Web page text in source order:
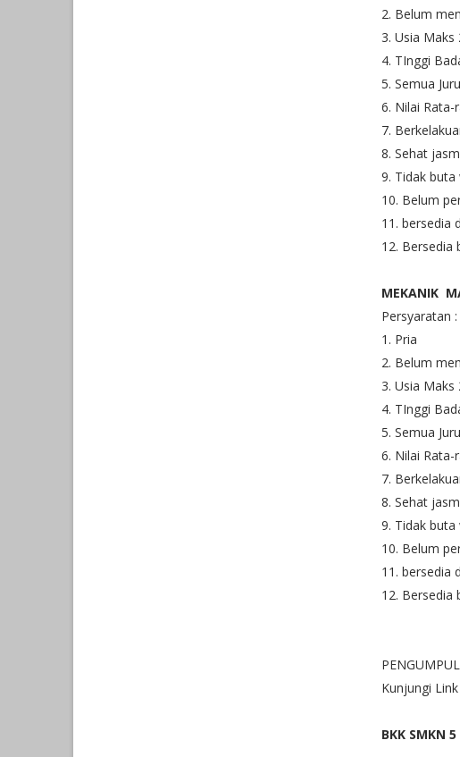
2. Belum
3. Usia Maks
4. TInggi
5. Semua
6. Nilai Rata-
7.
8. Sehat
9. Tidak buta
10. Belum
11. bersedia
12. Bersedia
MEKANIK
Persyaratan :
1. Pria
2. Belum
3. Usia Maks
4. TInggi
5. Semua
6. Nilai Rata-
7.
8. Sehat
9. Tidak buta
10. Belum
11. bersedia
12. Bersedia
Kunjungi
BKK SMKN